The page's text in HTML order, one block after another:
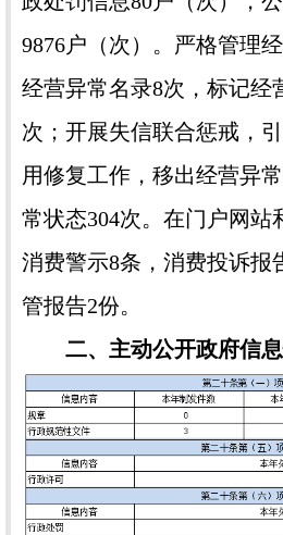
9876户（次）。严格管理
经营异常名录8次，标记经
次；开展失信联合惩戒，
用修复工作，移出经营异
常状态304次。在门户网站
消费警示8条，消费投诉报
管报告2份。
二、主动公开政府信